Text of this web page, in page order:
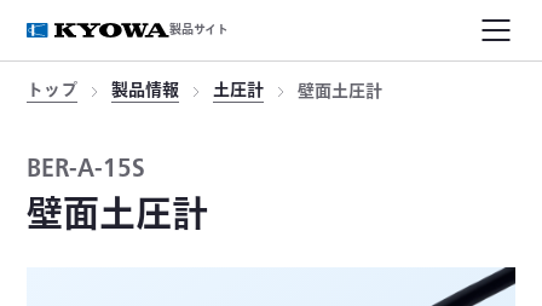
製品サイト
トップ 製品情報 土圧計 壁面土圧計
BER-A-15S
壁面土圧計